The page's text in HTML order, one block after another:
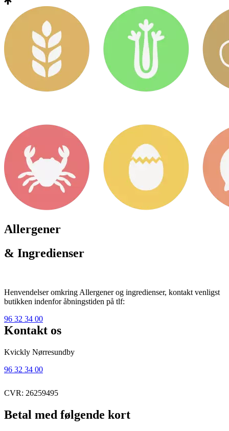
Allergener
& Ingredienser
Henvendelser omkring Allergener og ingredienser, kontakt venligst
butikken indenfor åbningstiden på tlf:
96 32 34 00
Kontakt os
Kvickly Nørresundby
96 32 34 00
CVR: 26259495
Betal med følgende kort